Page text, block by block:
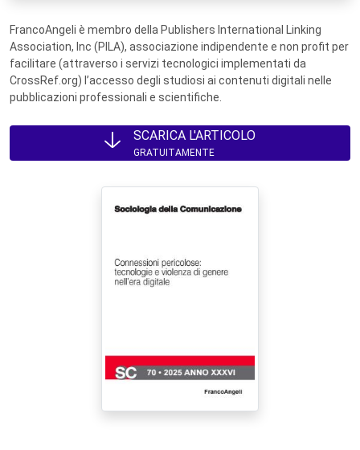
FrancoAngeli è membro della Publishers International Linking
Association, Inc (PILA), associazione indipendente e non profit per
facilitare (attraverso i servizi tecnologici implementati da
CrossRef.org) l’accesso degli studiosi ai contenuti digitali nelle
pubblicazioni professionali e scientifiche.
SCARICA L'ARTICOLO
GRATUITAMENTE